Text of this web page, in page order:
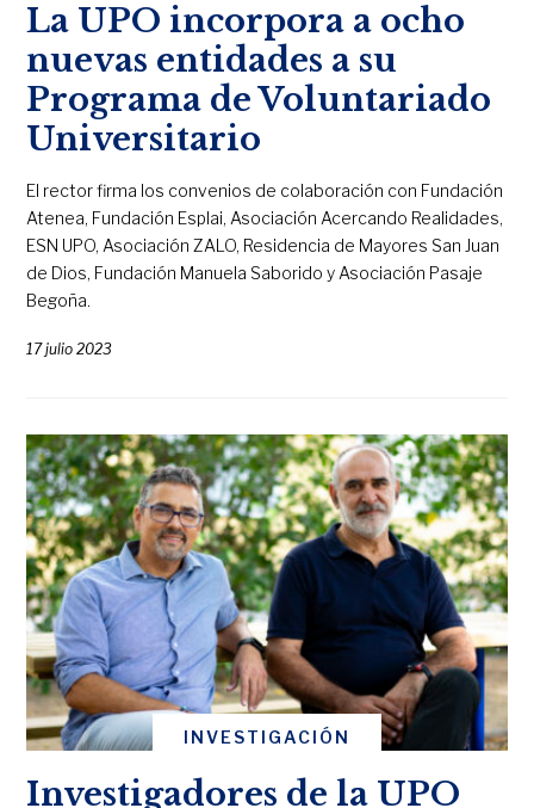
La UPO incorpora a ocho
nuevas entidades a su
Programa de Voluntariado
Universitario
El rector firma los convenios de colaboración con Fundación
Atenea, Fundación Esplai, Asociación Acercando Realidades,
ESN UPO, Asociación ZALO, Residencia de Mayores San Juan
de Dios, Fundación Manuela Saborido y Asociación Pasaje
Begoña.
17 julio 2023
INVESTIGACIÓN
Investigadores de la UPO